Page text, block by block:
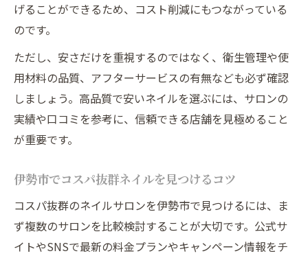
げることができるため、コスト削減にもつながっている
のです。
ただし、安さだけを重視するのではなく、衛生管理や使
用材料の品質、アフターサービスの有無なども必ず確認
しましょう。高品質で安いネイルを選ぶには、サロンの
実績や口コミを参考に、信頼できる店舗を見極めること
が重要です。
伊勢市でコスパ抜群ネイルを見つけるコツ
コスパ抜群のネイルサロンを伊勢市で見つけるには、ま
ず複数のサロンを比較検討することが大切です。公式サ
イトやSNSで最新の料金プランやキャンペーン情報をチ